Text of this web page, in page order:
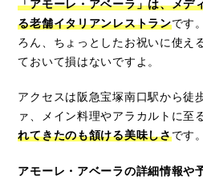
「アモーレ・アベーラ」は、メデ
る老舗イタリアンレストランです
ろん、ちょっとしたお祝いに使え
ておいて損はないですよ。
アクセスは阪急宝塚南口駅から徒
ァ、メイン料理やアラカルトに至
れてきたのも頷ける美味しさです。
アモーレ・アベーラの詳細情報や